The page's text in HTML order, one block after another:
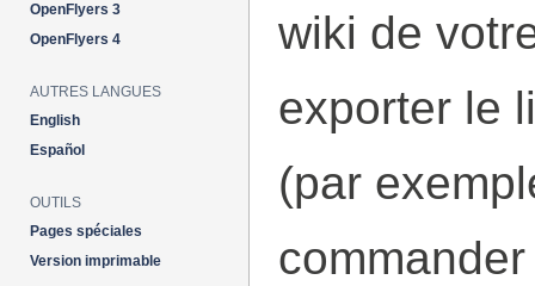
wiki de
exporter le
(par
OpenFlyers 3
OpenFlyers 4
AUTRES LANGUES
English
Español
OUTILS
Pages spéciales
Version imprimable